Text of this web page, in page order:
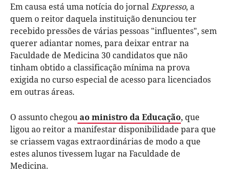
Em causa está uma notícia do jornalExpresso, a
quem o reitor daquela instituição denunciou ter
recebido pressões de várias pessoas "influentes", sem
querer adiantar nomes, para deixar entrar na
Faculdade de Medicina 30 candidatos que não
tinham obtido a classificação mínima na prova
exigida no curso especial de acesso para licenciados
em outras áreas.
O assunto chegouao ministro da Educação, que
ligou ao reitor a manifestar disponibilidade para que
se criassem vagas extraordinárias de modo a que
estes alunos tivessem lugar na Faculdade de
Medicina.